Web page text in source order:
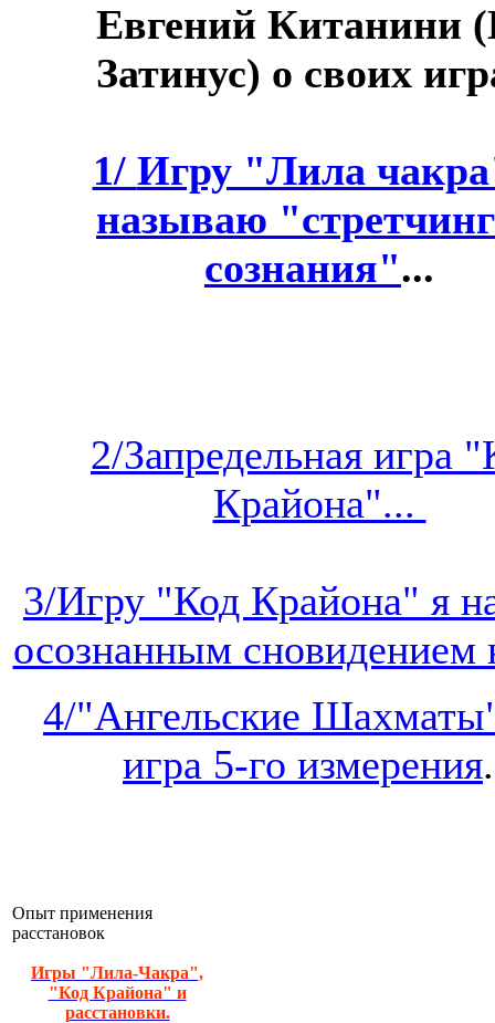
Евгений Китанини
Затинус) о своих
1/ Игру "Лила
называю
сознания"...
2/Запредельная игра
Крайона"...
3/Игру "Код Крайона" я
осознанным сновидением
4/"Ангельские
игра 5-го измерения
Опыт применения
расстановок
Игры "Лила-Чакра",
"Код Крайона" и
расстановки.